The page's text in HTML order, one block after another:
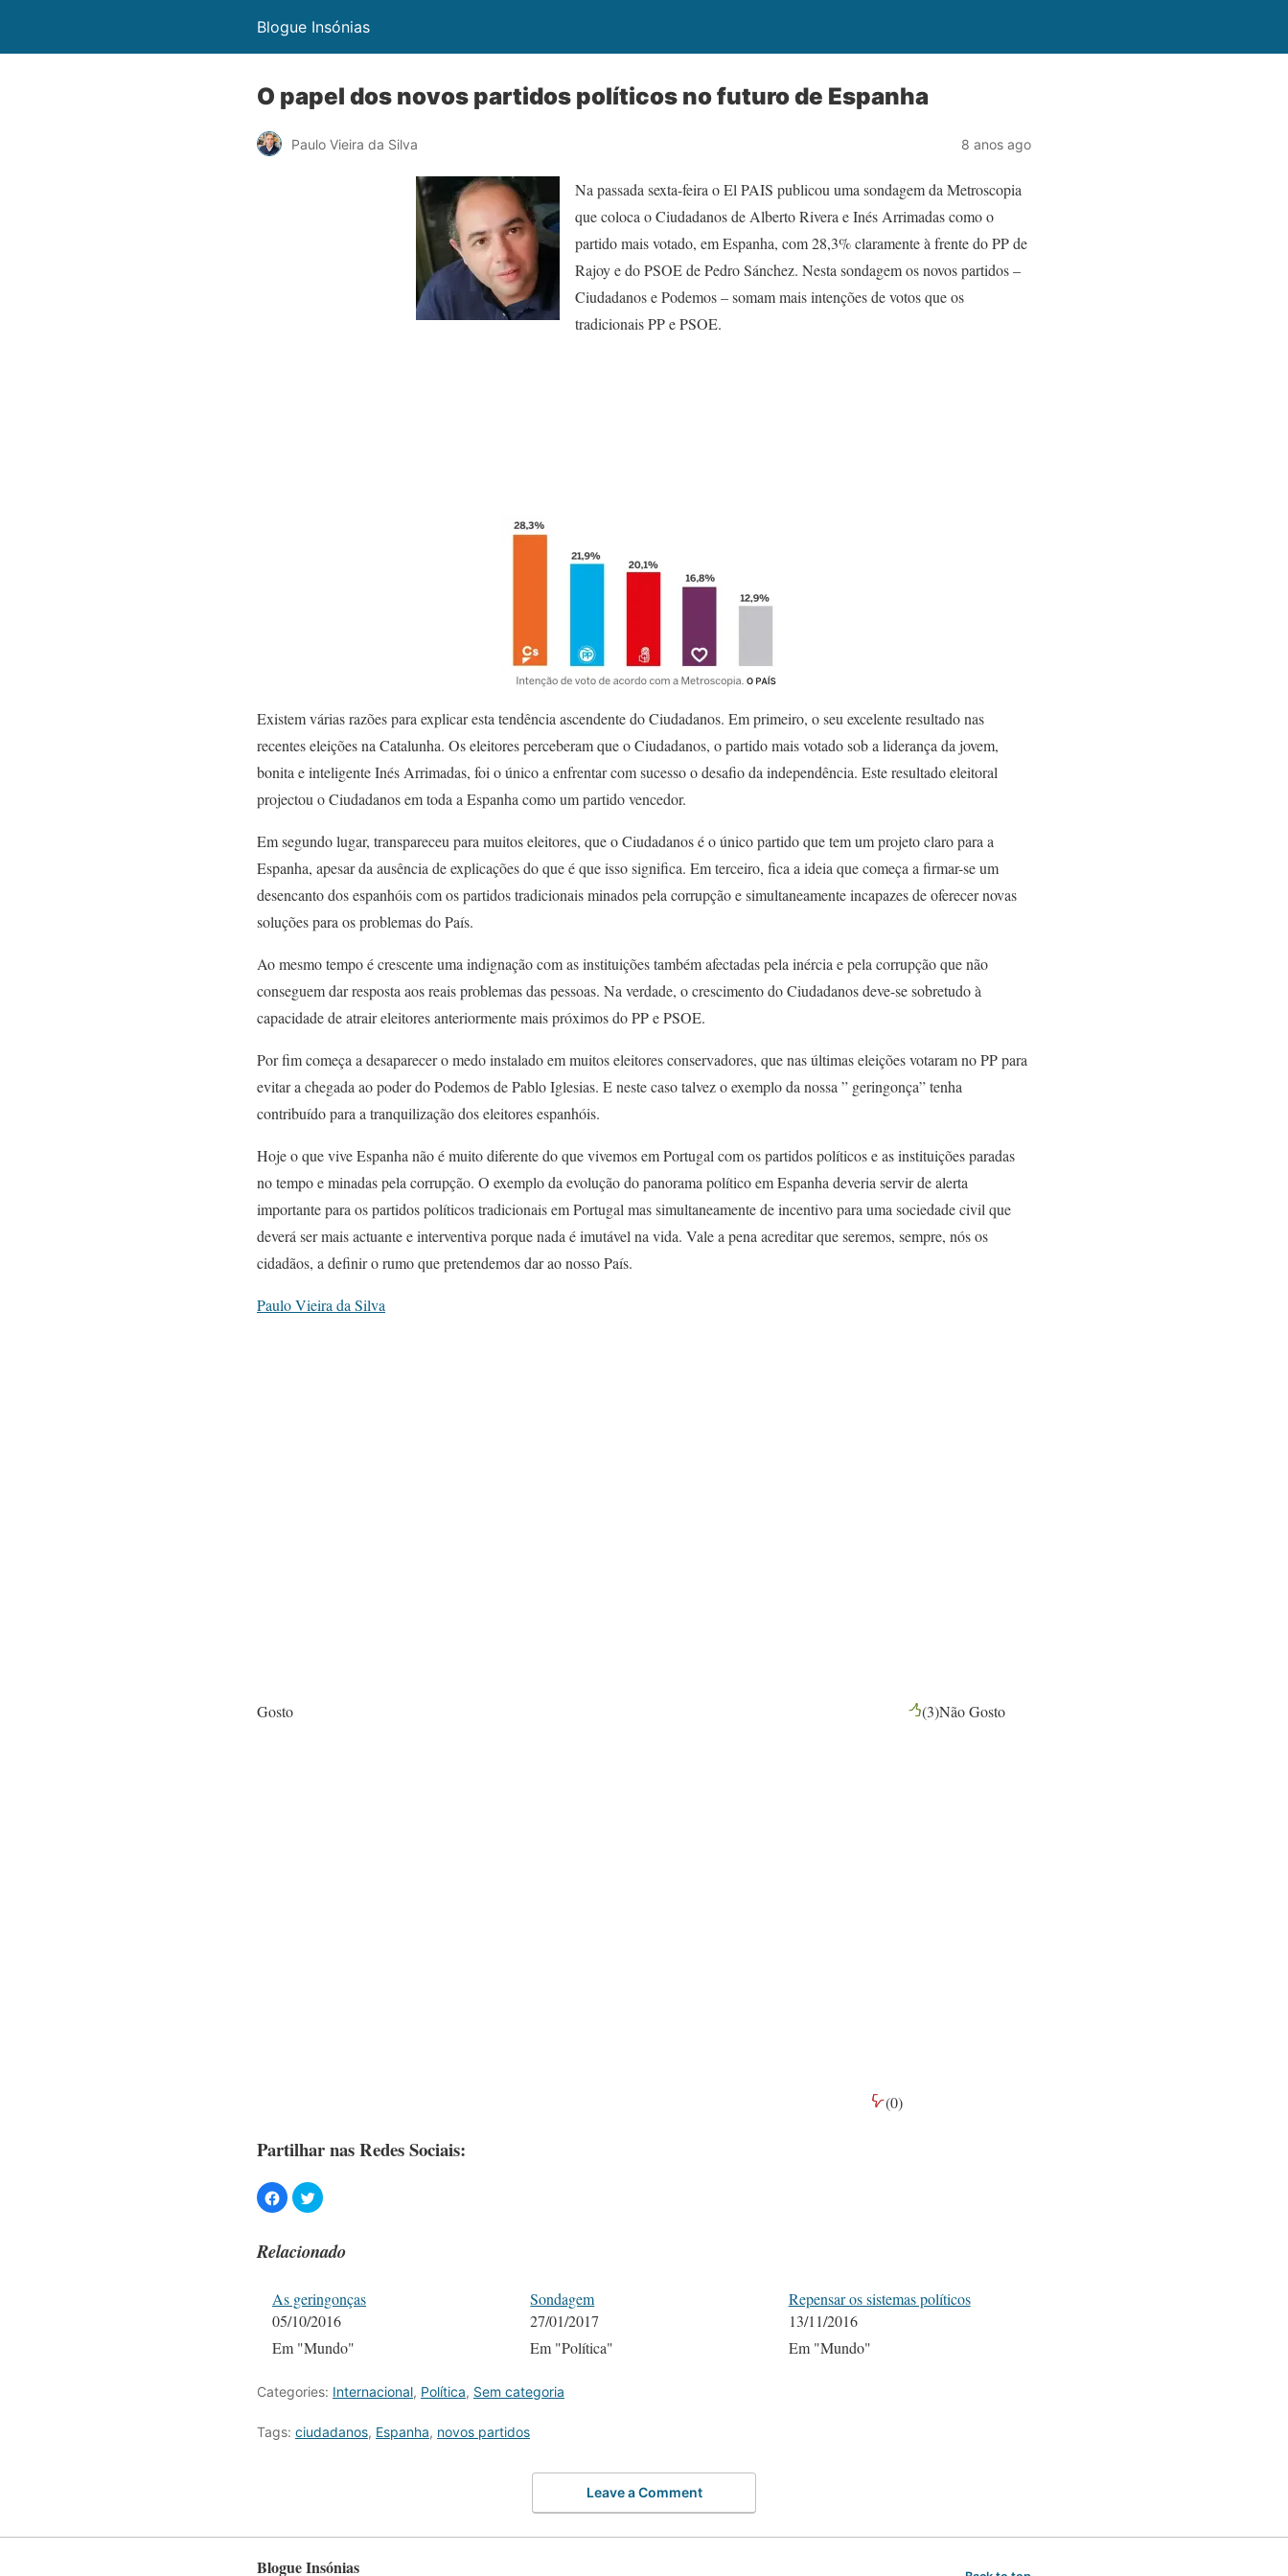
Blogue Insónias
O papel dos novos partidos políticos no futuro de Espanha
Paulo Vieira da Silva 8 anos ago
Na passada sexta-feira o El PAIS publicou uma sondagem da Metroscopia
que coloca o Ciudadanos de Alberto Rivera e Inés Arrimadas como o
partido mais votado, em Espanha, com 28,3% claramente à frente do PP de
Rajoy e do PSOE de Pedro Sánchez. Nesta sondagem os novos partidos –
Ciudadanos e Podemos – somam mais intenções de votos que os
tradicionais PP e PSOE.
Existem várias razões para explicar esta tendência ascendente do Ciudadanos. Em primeiro, o seu excelente resultado nas
recentes eleições na Catalunha. Os eleitores perceberam que o Ciudadanos, o partido mais votado sob a liderança da jovem,
bonita e inteligente Inés Arrimadas, foi o único a enfrentar com sucesso o desafio da independência. Este resultado eleitoral
projectou o Ciudadanos em toda a Espanha como um partido vencedor.
Em segundo lugar, transpareceu para muitos eleitores, que o Ciudadanos é o único partido que tem um projeto claro para a
Espanha, apesar da ausência de explicações do que é que isso significa. Em terceiro, fica a ideia que começa a firmar-se um
desencanto dos espanhóis com os partidos tradicionais minados pela corrupção e simultaneamente incapazes de oferecer novas
soluções para os problemas do País.
Ao mesmo tempo é crescente uma indignação com as instituições também afectadas pela inércia e pela corrupção que não
conseguem dar resposta aos reais problemas das pessoas. Na verdade, o crescimento do Ciudadanos deve-se sobretudo à
capacidade de atrair eleitores anteriormente mais próximos do PP e PSOE.
Por fim começa a desaparecer o medo instalado em muitos eleitores conservadores, que nas últimas eleições votaram no PP para
evitar a chegada ao poder do Podemos de Pablo Iglesias. E neste caso talvez o exemplo da nossa ” geringonça” tenha
contribuído para a tranquilização dos eleitores espanhóis.
Hoje o que vive Espanha não é muito diferente do que vivemos em Portugal com os partidos políticos e as instituições paradas
no tempo e minadas pela corrupção. O exemplo da evolução do panorama político em Espanha deveria servir de alerta
importante para os partidos políticos tradicionais em Portugal mas simultaneamente de incentivo para uma sociedade civil que
deverá ser mais actuante e interventiva porque nada é imutável na vida. Vale a pena acreditar que seremos, sempre, nós os
cidadãos, a definir o rumo que pretendemos dar ao nosso País.
Paulo Vieira da Silva
Gosto (3)Não Gosto
(0)
Partilhar nas Redes Sociais:
Relacionado
As geringonças
05/10/2016
Em "Mundo"
Sondagem
27/01/2017
Em "Política"
Repensar os sistemas políticos
13/11/2016
Em "Mundo"
Categories: Internacional, Política, Sem categoria
Tags: ciudadanos, Espanha, novos partidos
Leave a Comment
Blogue Insónias